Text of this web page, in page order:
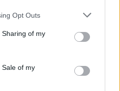
Opt Outs
of my
of my